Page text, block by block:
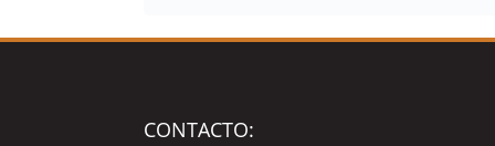
CONTACTO: